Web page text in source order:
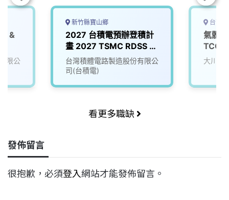
&
限公
新竹縣寶山鄉
2027 台積電預辦登積計
畫 2027 TSMC RDSS &
AO Program
台灣積體電路製造股份有限公
司(台積電)
台南
氣體
tsmc)
大川研
看更多職缺
發佈留言
很抱歉，必須登入網站才能發佈留言。